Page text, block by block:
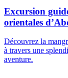
Excursion
orientales
Découvrez la
à travers une
aventure.